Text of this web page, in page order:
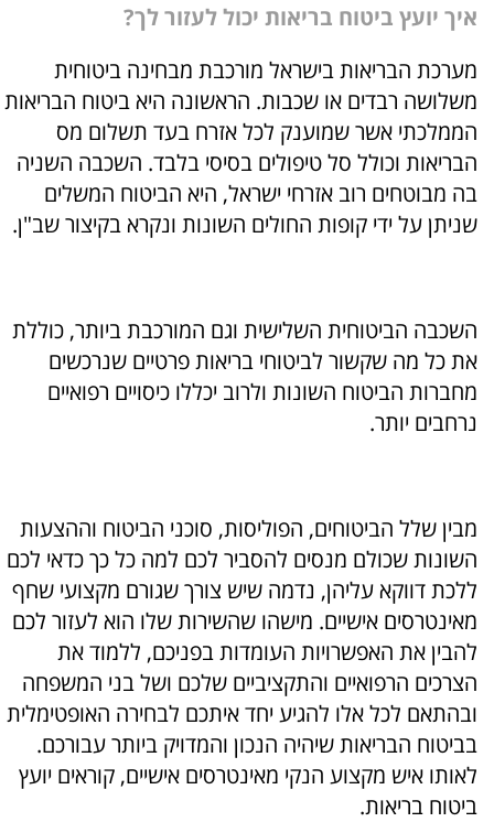
איך יועץ ביטוח בריאות יכול לעזור לך?
מערכת הבריאות בישראל מורכבת מבחינה ביטוחית
משלושה רבדים או שכבות. הראשונה היא ביטוח הבריאות
הממלכתי אשר שמוענק לכל אזרח בעד תשלום מס
הבריאות וכולל סל טיפולים בסיסי בלבד. השכבה השניה
בה מבוטחים רוב אזרחי ישראל, היא הביטוח המשלים
שניתן על ידי קופות החולים השונות ונקרא בקיצור שב"ן.
השכבה הביטוחית השלישית וגם המורכבת ביותר, כוללת
את כל מה שקשור לביטוחי בריאות פרטיים שנרכשים
מחברות הביטוח השונות ולרוב יכללו כיסויים רפואיים
נרחבים יותר.
מבין שלל הביטוחים, הפוליסות, סוכני הביטוח וההצעות
השונות שכולם מנסים להסביר לכם למה כל כך כדאי לכם
ללכת דווקא עליהן, נדמה שיש צורך שגורם מקצועי שחף
מאינטרסים אישיים. מישהו שהשירות שלו הוא לעזור לכם
להבין את האפשרויות העומדות בפניכם, ללמוד את
הצרכים הרפואיים והתקציביים שלכם ושל בני המשפחה
ובהתאם לכל אלו להגיע יחד איתכם לבחירה האופטימלית
בביטוח הבריאות שיהיה הנכון והמדויק ביותר עבורכם.
לאותו איש מקצוע הנקי מאינטרסים אישיים, קוראים יועץ
ביטוח בריאות.